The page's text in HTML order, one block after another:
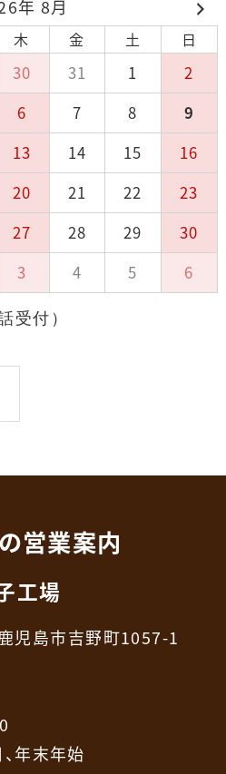
年 8月
木 金 土
日
30 31 1
2
6 7 8
9
13 14 15
16
20 21 22
23
27 28 29
30
3 4 5 6
受付）
営業案内
工場
児島市吉野町1057-1
年末年始